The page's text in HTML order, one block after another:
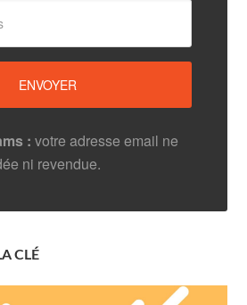
: votre adresse email ne
ni revendue.
CLÉ